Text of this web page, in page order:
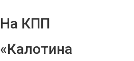
На КПП
«Калотина